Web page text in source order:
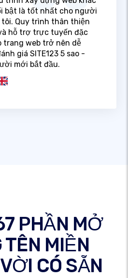
bật là tốt nhất cho người
Quy trình thân thiện
hỗ trợ trực tuyến đặc
trang web trở nên dễ
giá SITE123 5 sao -
mới bắt đầu.
PHẦN MỞ
TÊN MIỀN
CÓ SẴN